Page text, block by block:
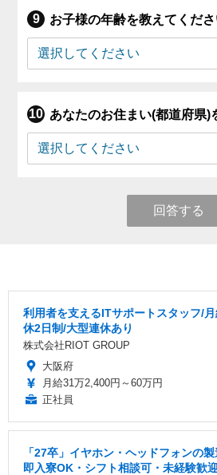
お子様の年齢を教えてくだ
あなたのお住まい(都道府県)
回答する
利用者を支えるITサポートスタッフ/
休2日制/大型連休あり
株式会社RIOT GROUP
大阪府
月給31万2,400円～60万円
正社員
「27卒」イヤホン・ヘッドフォンの
即入寮OK・シフト相談可・未経験歓